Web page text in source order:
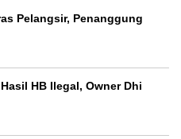
Pelangsir, Penanggung
HB Ilegal, Owner Dhi